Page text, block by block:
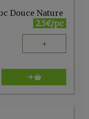
Douce Nature
2.5€/pc
+